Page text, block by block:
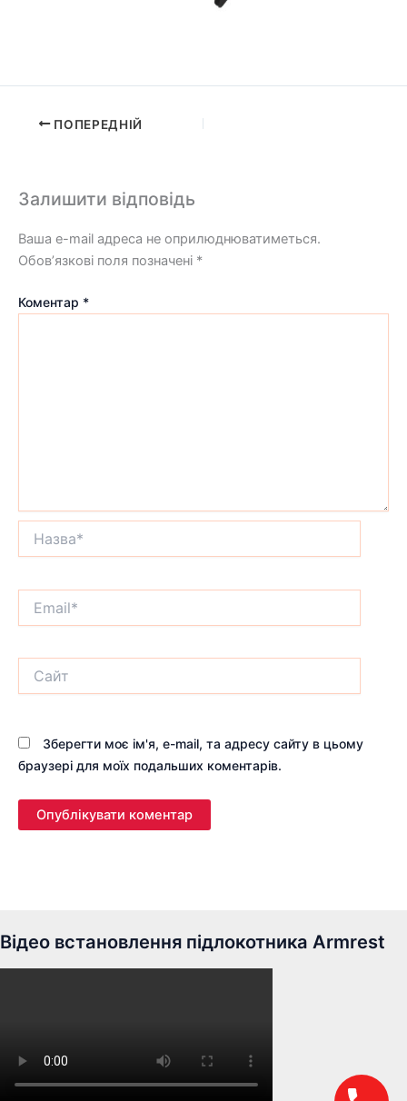
ПОПЕРЕДНІЙ
Залишити відповідь
Ваша e-mail адреса не оприлюднюватиметься.
Обов’язкові поля позначені *
Коментар *
Зберегти моє ім'я, e-mail, та адресу сайту в цьому
браузері для моїх подальших коментарів.
Відео встановлення підлокотника Armrest